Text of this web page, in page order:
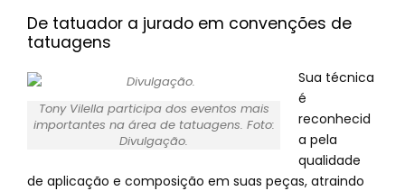
De tatuador a jurado em convenções de
tatuagens
Tony Vilella participa dos eventos mais
importantes na área de tatuagens. Foto:
Divulgação.
Sua técnica
é
reconhecid
a pela
qualidade
de aplicação e composição em suas peças, atraindo